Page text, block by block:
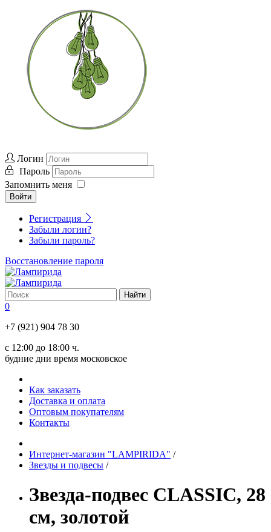
Логин
Пароль
Запомнить меня
Войти
Регистрация
Забыли логин?
Забыли пароль?
Восстановление пароля
0
+7 (921) 904 78 30
с 12:00 до 18:00 ч.
будние дни время московское
Как заказать
Доставка и оплата
Оптовым покупателям
Контакты
Интернет-магазин "LAMPIRIDA" /
Звезды и подвесы /
Звезда-подвес CLASSIC, 28
см, золотой